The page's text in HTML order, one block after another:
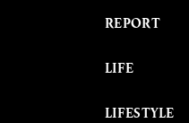
REPORT
LIFE
LIFESTYLE